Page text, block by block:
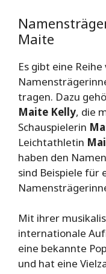
Maite
Es gibt eine
tragen. Dazu
Maite Kelly, die
Schauspielerin
Leichtathletin
haben den
sind Beispiele
Mit ihrer
internationale
eine bekannte
und hat eine